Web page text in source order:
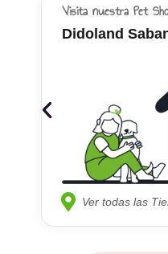
Visita nuestra Pet
Didoland
Ver todas las